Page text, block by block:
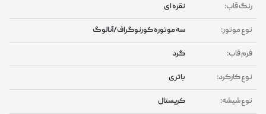
رنگ قاب: نقره ای
نوع موتور: سه موتوره کورنوگراف/آنالوگ
فرم قاب: گرد
نوع کارکرد: باتری
نوع شیشه: کریستال